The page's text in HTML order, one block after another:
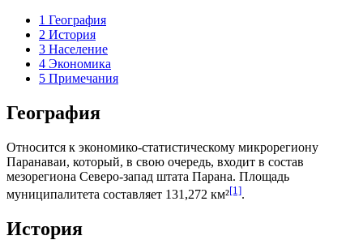
1 География
2 История
3 Население
4 Экономика
5 Примечания
География
Относится к экономико-статистическому микрорегиону
Паранаваи, который, в свою очередь, входит в состав
мезорегиона Северо-запад штата Парана. Площадь
муниципалитета составляет 131,272 км²[1].
История